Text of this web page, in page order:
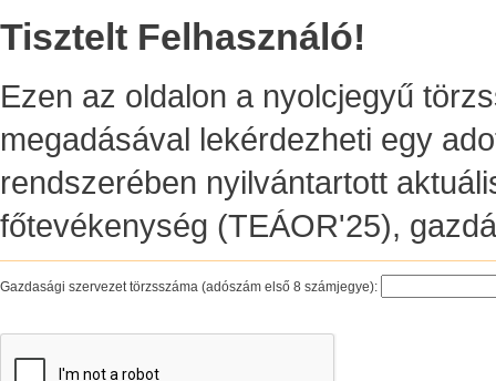
Tisztelt Felhasználó!
Ezen az oldalon a nyolcjegyű
megadásával lekérdezheti egy
rendszerében nyilvántartott
főtevékenység (TEÁOR'25),
Gazdasági szervezet törzsszáma (adószám első 8 számjegye):